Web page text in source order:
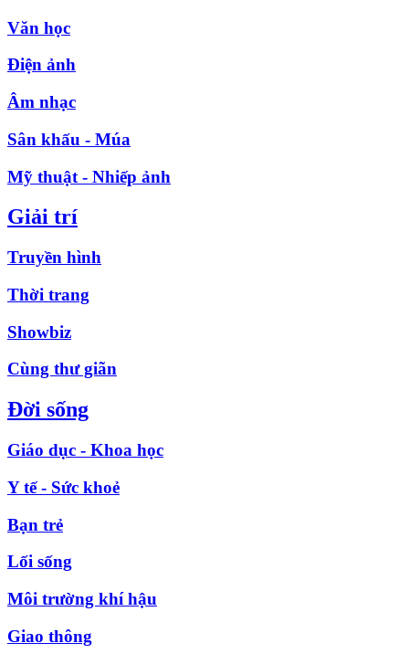
Văn học
Điện ảnh
Âm nhạc
Sân khấu - Múa
Mỹ thuật - Nhiếp ảnh
Giải trí
Truyền hình
Thời trang
Showbiz
Cùng thư giãn
Đời sống
Giáo dục - Khoa học
Y tế - Sức khoẻ
Bạn trẻ
Lối sống
Môi trường khí hậu
Giao thông